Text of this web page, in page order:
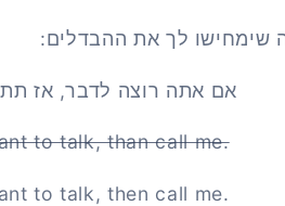
שימחישו לך את ההבדלים:
אם אתה רוצה לדבר, אז
to talk, than call me.
to talk, then call me.